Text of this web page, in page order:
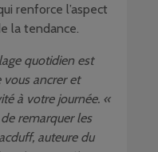
renforce l’aspect
la tendance.
quotidien est
ancrer et
à votre journée. «
remarquer les
auteure du